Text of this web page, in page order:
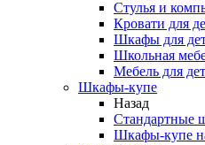
Стулья и
Кровати для
Шкафы для
Школьная
Мебель для
Шкафы-купе
Назад
Стандартные
Шкафы-купе